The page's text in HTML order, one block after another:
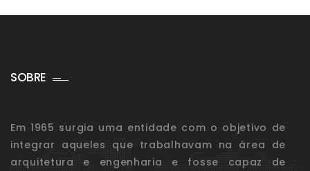
SOBRE
Em 1965 surgia uma entidade com o objetivo de
integrar aqueles que trabalhavam na área de
arquitetura e engenharia e fosse capaz de